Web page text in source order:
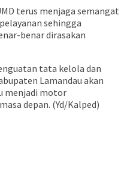
terus menjaga semangat
sehingga
benar dirasakan
tata kelola dan
Lamandau akan
menjadi motor
depan. (Yd/Kalped)